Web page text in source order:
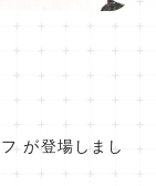
が登場しまし